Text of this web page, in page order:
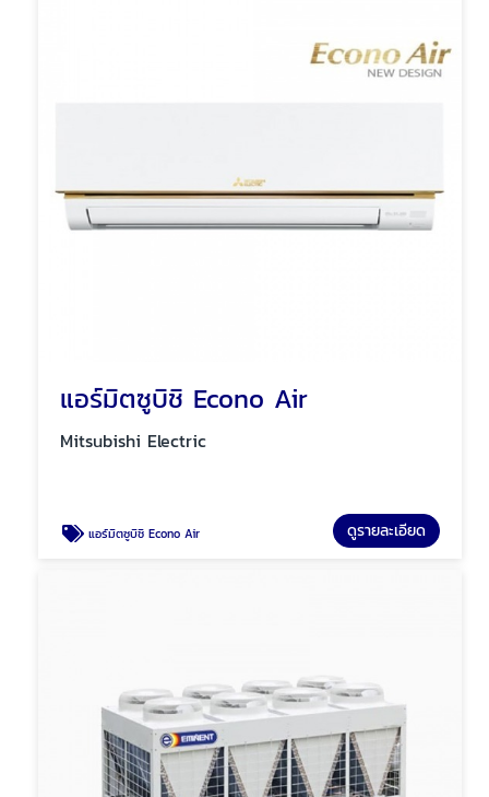
แอร์มิตซูบิชิ Econo Air
Mitsubishi Electric
แอร์มิตซูบิชิ Econo Air ดูรายละเอียด